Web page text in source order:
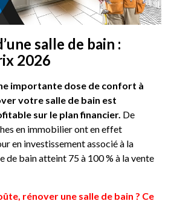
salle de bain :
2026
importante dose de confort à
votre salle de bain est
sur le plan financier. De
en immobilier ont en effet
en investissement associé à la
de bain atteint 75 à 100 % à la vente
rénover une salle de bain ? Ce